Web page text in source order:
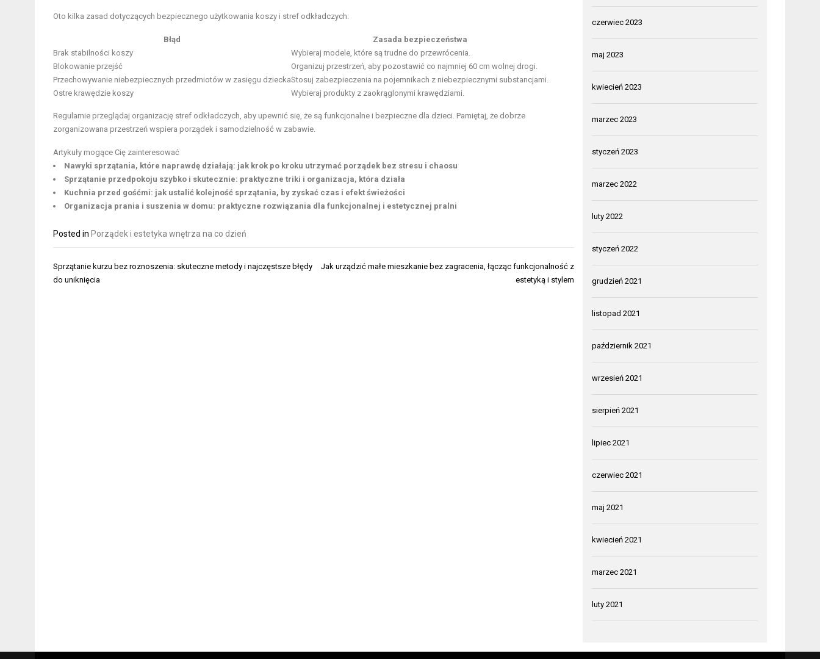
Oto kilka zasad dotyczących bezpiecznego użytkowania koszy i stref odkładczych:
Błąd
Zasada bezpieczeństwa
Brak stabilności koszy
Wybieraj modele, które są trudne do przewrócenia.
Blokowanie przejść
Organizuj przestrzeń, aby pozostawić co najmniej 60 cm wolnej drogi.
Przechowywanie niebezpiecznych przedmiotów w zasięgu dzieckaStosuj zabezpieczenia na pojemnikach z niebezpiecznymi substancjami.
Ostre krawędzie koszy
Wybieraj produkty z zaokrąglonymi krawędziami.
Regularnie przeglądaj organizację stref odkładczych, aby upewnić się, że są funkcjonalne i bezpieczne dla dzieci. Pamiętaj, że dobrze
zorganizowana przestrzeń wspiera porządek i samodzielność w zabawie.
Artykuły mogące Cię zainteresować
Nawyki sprzątania, które naprawdę działają: jak krok po kroku utrzymać porządek bez stresu i chaosu
Sprzątanie przedpokoju szybko i skutecznie: praktyczne triki i organizacja, która działa
Kuchnia przed gośćmi: jak ustalić kolejność sprzątania, by zyskać czas i efekt świeżości
Organizacja prania i suszenia w domu: praktyczne rozwiązania dla funkcjonalnej i estetycznej pralni
Posted in Porządek i estetyka wnętrza na co dzień
Nawigacja
wpisu
Sprzątanie kurzu bez roznoszenia: skuteczne metody i najczęstsze błędy
do uniknięcia
Jak urządzić małe mieszkanie bez zagracenia, łącząc funkcjonalność z
estetyką i stylem
czerwiec 2023
maj 2023
kwiecień 2023
marzec 2023
styczeń 2023
marzec 2022
luty 2022
styczeń 2022
grudzień 2021
listopad 2021
październik 2021
wrzesień 2021
sierpień 2021
lipiec 2021
czerwiec 2021
maj 2021
kwiecień 2021
marzec 2021
luty 2021